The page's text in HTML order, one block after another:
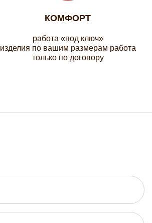
КОМФОРТ
работа «под ключ»
изделия по вашим размерам работа
только по договору